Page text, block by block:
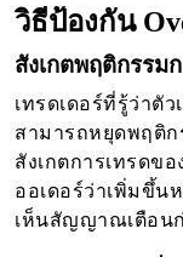
วิธีป้องกัน
สังเกตพฤติกรรม
เทรดเดอร์ที่รู้ว่าตัว
สามารถหยุดพฤติก
สังเกตการเทรดข
ออเดอร์ว่าเพิ่มขึ้น
เห็นสัญญาณเตือน